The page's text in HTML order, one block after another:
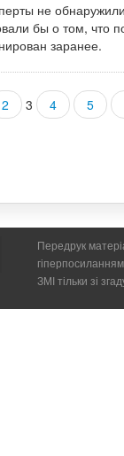
не
бы о том,
заранее.
2 3 4 5
Передрук
ЗМІ тільки зі